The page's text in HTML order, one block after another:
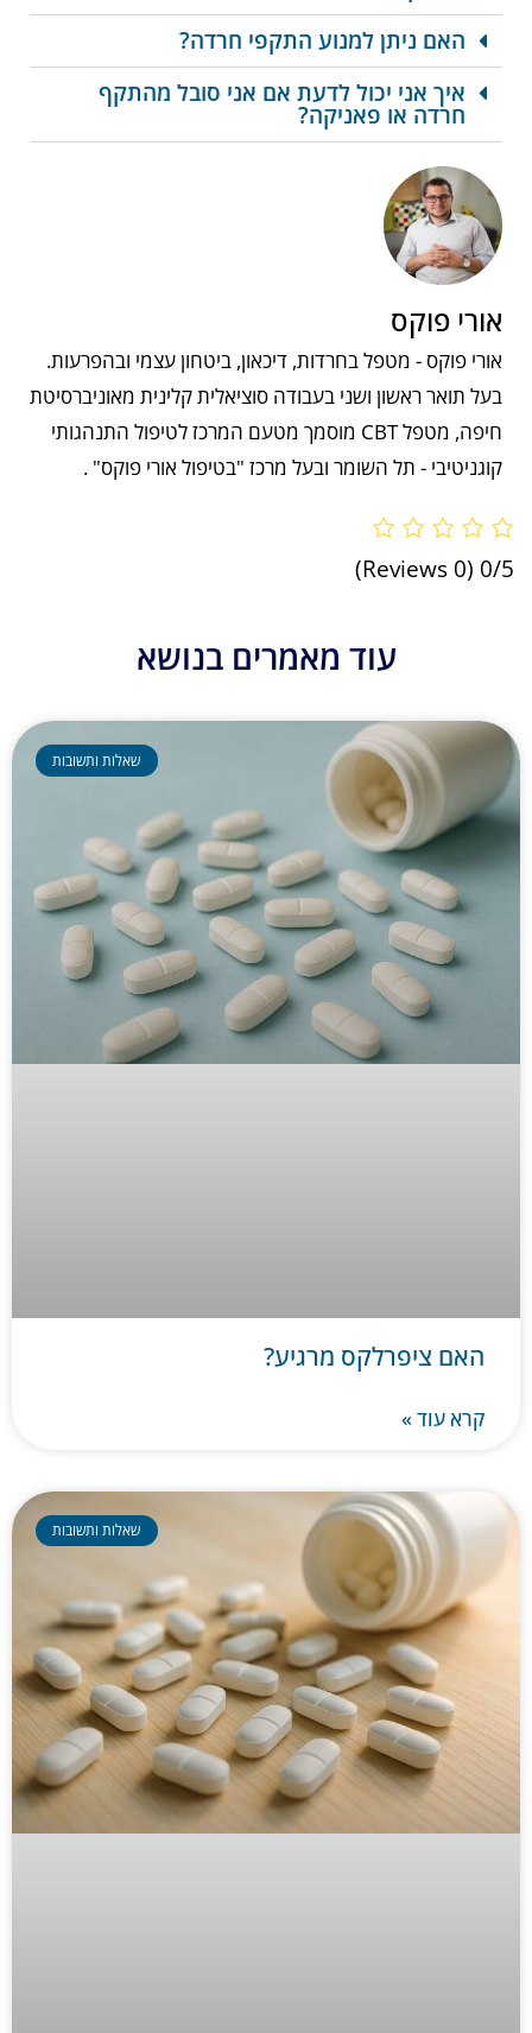
האם ניתן למנוע התקפי חרדה?
איך אני יכול לדעת אם אני סובל מהתקף
חרדה או פאניקה?
אורי פוקס
אורי פוקס - מטפל בחרדות, דיכאון, ביטחון עצמי ובהפרעות.
בעל תואר ראשון ושני בעבודה סוציאלית קלינית מאוניברסיטת
חיפה, מטפל CBT מוסמך מטעם המרכז לטיפול התנהגותי
קוגניטיבי - תל השומר ובעל מרכז "בטיפול אורי פוקס" .
0/5
(0 Reviews)
עוד מאמרים בנושא
שאלות ותשובות
האם ציפרלקס מרגיע?
קרא עוד »
שאלות ותשובות